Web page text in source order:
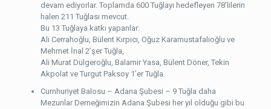
devam ediyorlar. Toplamda 600 Tuğlayı hedefleyen 78’lilerin
halen 211 Tuğlası mevcut.
Bu 13 Tuğlaya katkı yapanlar:
Ali Cerrahoğlu, Bülent Kırpıcı, Oğuz Karamustafalıoğlu ve
Mehmet İnal 2’şer Tuğla,
Ali Murat Dülgeroğlu, Balamir Yasa, Bülent Döner, Tekin
Akpolat ve Turgut Paksoy 1’er Tuğla.
Cumhuriyet Balosu – Adana Şubesi – 9 Tuğla daha
Mezunlar Derneğimizin Adana Şubesi her yıl olduğu gibi bu